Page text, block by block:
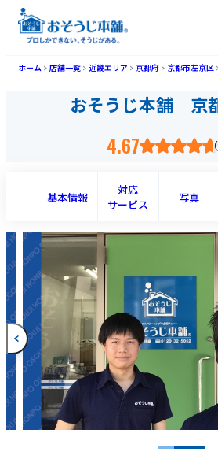
ホーム 店舗一覧 近畿エリア 京都府 京都市左京区
おそうじ本舗 京
4.67
基本情報
対応
サービス
写真